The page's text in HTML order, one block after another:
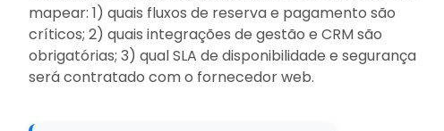
mapear: 1) quais fluxos de reserva e pagamento são
críticos; 2) quais integrações de gestão e CRM são
obrigatórias; 3) qual SLA de disponibilidade e segurança
será contratado com o fornecedor web.